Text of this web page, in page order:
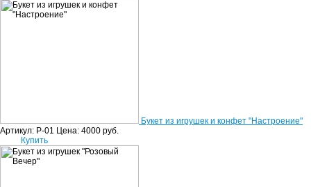
Букет из игрушек и конфет "Настроение"
Артикул: Р-01 Цена: 4000 руб.
Купить